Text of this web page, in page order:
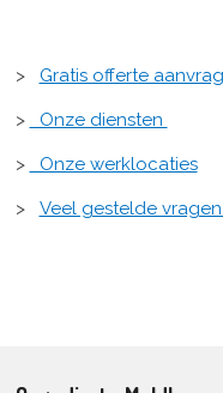
> Gratis offerte
> Onze diensten
> Onze werklocaties
> Veel gestelde